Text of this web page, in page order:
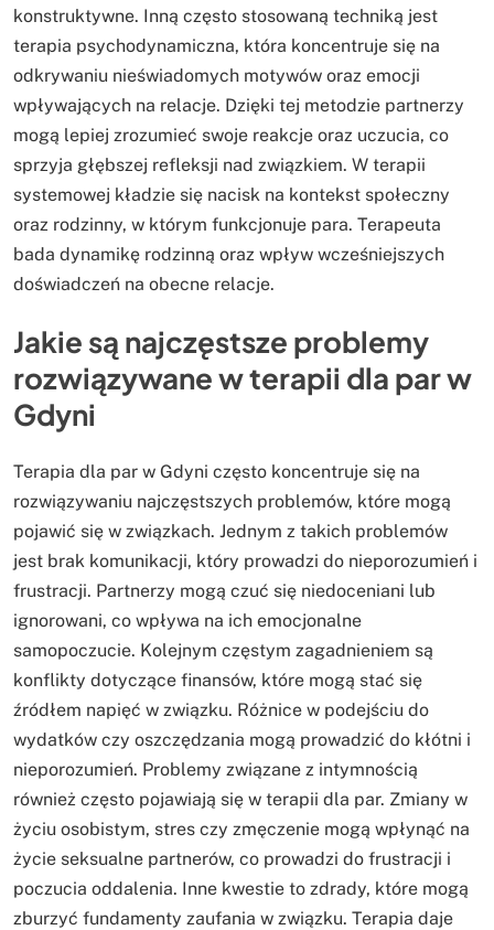
konstruktywne. Inną często stosowaną techniką jest
terapia psychodynamiczna, która koncentruje się na
odkrywaniu nieświadomych motywów oraz emocji
wpływających na relacje. Dzięki tej metodzie partnerzy
mogą lepiej zrozumieć swoje reakcje oraz uczucia, co
sprzyja głębszej refleksji nad związkiem. W terapii
systemowej kładzie się nacisk na kontekst społeczny
oraz rodzinny, w którym funkcjonuje para. Terapeuta
bada dynamikę rodzinną oraz wpływ wcześniejszych
doświadczeń na obecne relacje.
Jakie są najczęstsze problemy
rozwiązywane w terapii dla par w
Gdyni
Terapia dla par w Gdyni często koncentruje się na
rozwiązywaniu najczęstszych problemów, które mogą
pojawić się w związkach. Jednym z takich problemów
jest brak komunikacji, który prowadzi do nieporozumień i
frustracji. Partnerzy mogą czuć się niedoceniani lub
ignorowani, co wpływa na ich emocjonalne
samopoczucie. Kolejnym częstym zagadnieniem są
konflikty dotyczące finansów, które mogą stać się
źródłem napięć w związku. Różnice w podejściu do
wydatków czy oszczędzania mogą prowadzić do kłótni i
nieporozumień. Problemy związane z intymnością
również często pojawiają się w terapii dla par. Zmiany w
życiu osobistym, stres czy zmęczenie mogą wpłynąć na
życie seksualne partnerów, co prowadzi do frustracji i
poczucia oddalenia. Inne kwestie to zdrady, które mogą
zburzyć fundamenty zaufania w związku. Terapia daje